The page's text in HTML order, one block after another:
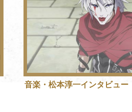
音楽・松本淳一インタビュー